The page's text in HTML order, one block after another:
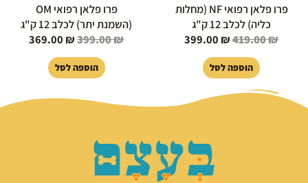
פרו פלאן רפואי NF (מחלות
כליה) לכלב 12 ק"ג
419.00₪
399.00 ₪
הוספה לסל
פרו פלאן רפואי OM
(השמנת יתר) לכלב 12 ק"ג
399.00₪
369.00 ₪
הוספה לסל